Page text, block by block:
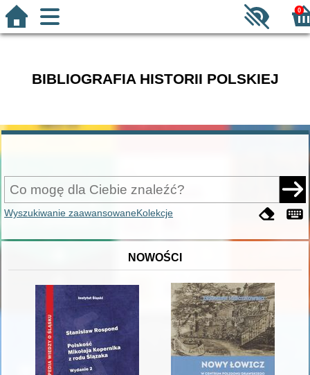
0
BIBLIOGRAFIA HISTORII POLSKIEJ
Wyszukiwanie zaawansowaneKolekcje
NOWOŚCI